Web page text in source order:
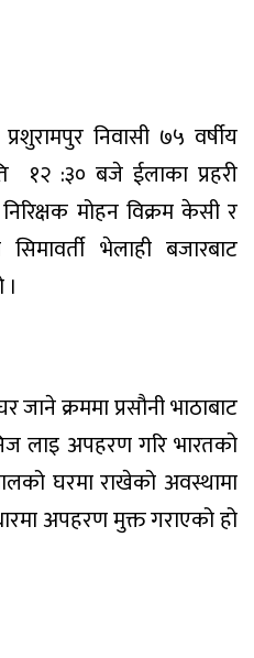
निवासी ७५ वर्षीय
१२ :३० बजे ईलाका प्रहरी
मोहन विक्रम केसी र
भेलाही बजारबाट
क्रममा प्रसौनी भाठाबाट
लाइ अपहरण गरि भारतको
घरमा राखेको अवस्थामा
अपहरण मुक्त गराएको हो